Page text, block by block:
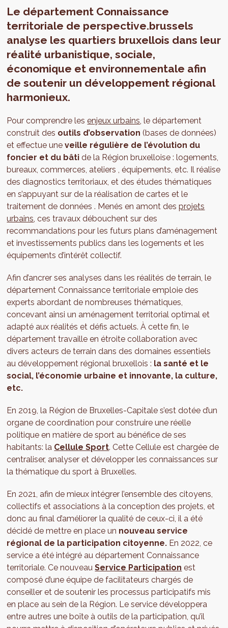
Le département Connaissance
territoriale de perspective.brussels
analyse les quartiers bruxellois dans leur
réalité urbanistique, sociale,
économique et environnementale afin
de soutenir un développement régional
harmonieux.
Pour comprendre lesenjeux urbains, le département
construit des outils d’observation (bases de données)
et effectue uneveille régulière de l’évolution du
foncier et du bâtide la Région bruxelloise : logements,
bureaux, commerces, ateliers , équipements, etc. Il réalise
des diagnostics territoriaux, et des études thématiques
en s’appuyant sur de la réalisation de cartes et le
traitement de données . Menés en amont desprojets
urbains, ces travaux débouchent sur des
recommandations pour les futurs plans d’aménagement
et investissements publics dans les logements et les
équipements d’intérêt collectif.
Afin d’ancrer ses analyses dans les réalités de terrain, le
département Connaissance territoriale emploie des
experts abordant de nombreuses thématiques,
concevant ainsi un aménagement territorial optimal et
adapté aux réalités et défis actuels. À cette fin, le
département travaille en étroite collaboration avec
divers acteurs de terrain dans des domaines essentiels
au développement régional bruxellois : la santé et le
social, l’économie urbaine et innovante, la culture,
etc.
En 2019, la Région de Bruxelles-Capitale s’est dotée d’un
organe de coordination pour construire une réelle
politique en matière de sport au bénéfice de ses
habitants: la Cellule Sport. Cette Cellule est chargée de
centraliser, analyser et développer les connaissances sur
la thématique du sport à Bruxelles.
En 2021, afin de mieux intégrer l’ensemble des citoyens,
collectifs et associations à la conception des projets, et
donc au final d’améliorer la qualité de ceux-ci, il a été
décidé de mettre en place un nouveau service
régional de la participation citoyenne. En 2022, ce
service a été intégré au département Connaissance
territoriale. Ce nouveauService Participation est
composé d’une équipe de facilitateurs chargés de
conseiller et de soutenir les processus participatifs mis
en place au sein de la Région. Le service développera
entre autres une boîte à outils de la participation, qu’il